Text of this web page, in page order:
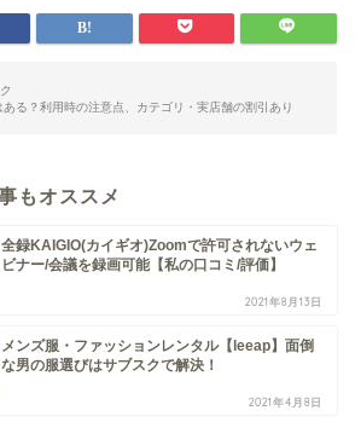
ある？利用時の注意点、カテゴリ・実店舗の割引あり
もオススメ
全録KAIGIO(カイギオ)Zoomで許可されないウェ
ビナー/会議を録画可能【私の口コミ/評価】
2021年8月13日
メンズ服・ファッションレンタル【leeap】面倒
な男の服選びはサブスクで解決！
2021年4月8日